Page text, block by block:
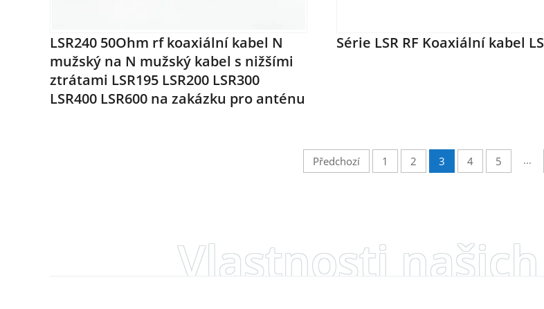
LSR240 50Ohm rf koaxiální kabel N
mužský na N mužský kabel s nižšími
ztrátami LSR195 LSR200 LSR300
LSR400 LSR600 na zakázku pro anténu
Série LSR RF Koaxiální kabel
Předchozí 1 2 3 4 5 ...
Vlastnosti